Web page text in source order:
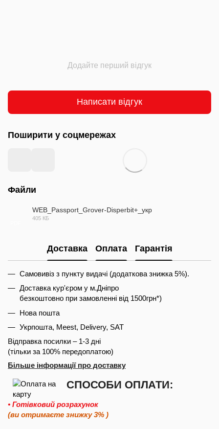
Додайте перший відгук
Написати відгук
Поширити у соцмережах
Файли
WEB_Passport_Grover-Disperbit+_укр
405 КБ
Доставка Оплата Гарантія
Самовивіз з пункту видачі (додаткова знижка 5%).
Доставка кур'єром у м.Дніпро
безкоштовно при замовленні від 1500грн*)
Нова пошта
Укрпошта, Meest, Delivery, SAT
Відправка посилки – 1-3 дні
(тільки за 100% передоплатою)
Більше інформації про доставку
СПОСОБИ ОПЛАТИ:
• Готівковий розрахунок
(ви отримаєте знижку 3% )